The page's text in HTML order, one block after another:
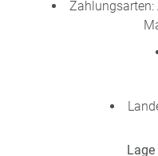
Zahlungsarten: